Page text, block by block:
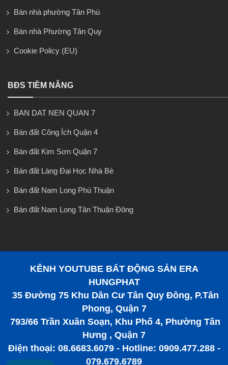
Bán nhà phường Tân Phú
Bán nhà Phường Tân Quy
Cookie Policy (EU)
BĐS TIỀM NĂNG
BAN DAT NEN QUAN 7
Bán đất Công Ích Quận 4
Bán đất Kim Sơn Quận 7
Bán đất Làng Đại Học Nhà Bè
Bán đất Nam Long Phú Thuận
Bán đất Nam Long Tân Thuận Đông
KÊNH YOUTUBE BẤT ĐỘNG SẢN ERA
HUNGPHAT
35 Đường 75 Khu Dân Cư Tân Quy Đông, P.Tân
Phong, Quận 7
793/66 Trần Xuân Soạn, Khu Phố 4, Phường Tân
Hưng , Quận 7
Điện thoại: 08.6683.6079 - Hotline: 0909.477.288 -
079.679.6789